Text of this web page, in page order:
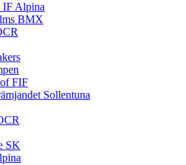
IF Alpina
BMX
FIF
Sollentuna
SK